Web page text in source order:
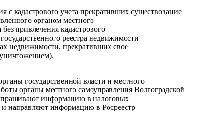
с кадастрового учета прекративших существование
органом местного
привлечения кадастрового
реестра недвижимости
недвижимости, прекративших свое
государственной власти и местного
органы местного самоуправления Волгоградской
информацию в налоговых
направляют информацию в Росреестр